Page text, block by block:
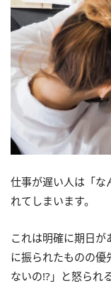
仕事が遅い人は「な
れてしまいます。
これは明確に期日
に振られたものの優
ないの!?」と怒られ